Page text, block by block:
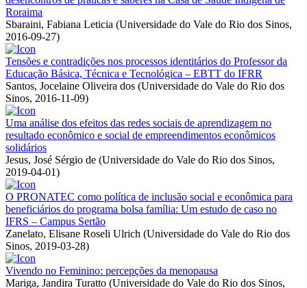
Roraima
Sbaraini, Fabiana Leticia (Universidade do Vale do Rio dos Sinos,
2016-09-27)
Tensões e contradições nos processos identitários do Professor da
Educação Básica, Técnica e Tecnológica – EBTT do IFRR
Santos, Jocelaine Oliveira dos (Universidade do Vale do Rio dos
Sinos, 2016-11-09)
Uma análise dos efeitos das redes sociais de aprendizagem no
resultado econômico e social de empreendimentos econômicos
solidários
Jesus, José Sérgio de (Universidade do Vale do Rio dos Sinos,
2019-04-01)
O PRONATEC como política de inclusão social e econômica para
beneficiários do programa bolsa família: Um estudo de caso no
IFRS – Campus Sertão
Zanelato, Elisane Roseli Ulrich (Universidade do Vale do Rio dos
Sinos, 2019-03-28)
Vivendo no Feminino: percepções da menopausa
Mariga, Jandira Turatto (Universidade do Vale do Rio dos Sinos,